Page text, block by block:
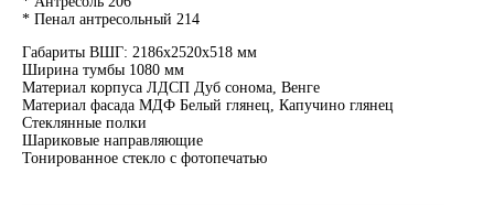
* Пенал антресольный 214
Габариты ВШГ: 2186х2520х518 мм
Ширина тумбы 1080 мм
Материал корпуса ЛДСП Дуб сонома, Венге
Материал фасада МДФ Белый глянец, Капучино глянец
Стеклянные полки
Шариковые направляющие
Тонированное стекло с фотопечатью